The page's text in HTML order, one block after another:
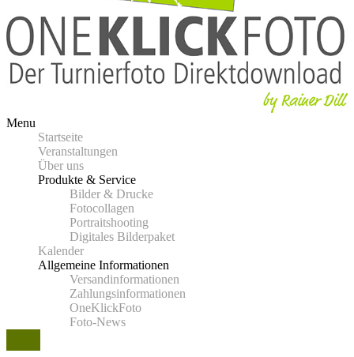
Menu
Startseite
Veranstaltungen
Über uns
Produkte & Service
Bilder & Drucke
Fotocollagen
Portraitshooting
Digitales Bilderpaket
Kalender
Allgemeine Informationen
Versandinformationen
Zahlungsinformationen
OneKlickFoto
Foto-News